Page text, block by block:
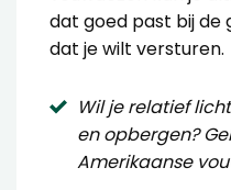
dat goed past bij
dat je wilt versturen.
Wil je relatief
en opbergen?
Amerikaanse